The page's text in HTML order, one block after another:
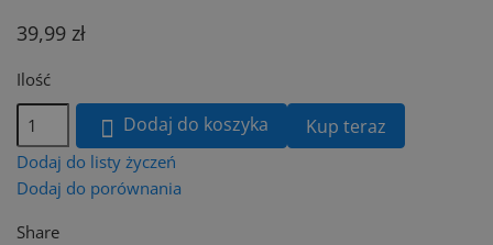
39,99 zł
Ilość
 Dodaj do koszyka Kup teraz
Dodaj do listy życzeń
Dodaj do porównania
Share